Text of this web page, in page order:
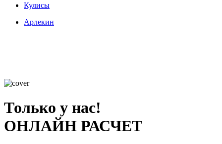
Кулисы
Арлекин
Только у нас!
ОНЛАЙН РАСЧЕТ